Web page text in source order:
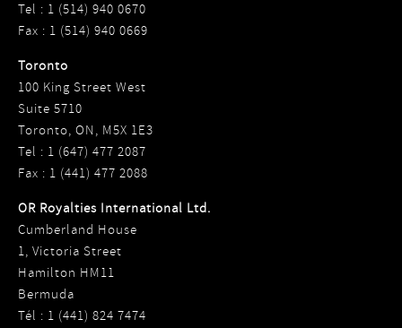
Tel : 1 (514) 940 0670
Fax : 1 (514) 940 0669
Toronto
100 King Street West
Suite 5710
Toronto, ON, M5X 1E3
Tel : 1 (647) 477 2087
Fax : 1 (441) 477 2088
OR Royalties International Ltd.
Cumberland House
1, Victoria Street
Hamilton HM11
Bermuda
Tél : 1 (441) 824 7474